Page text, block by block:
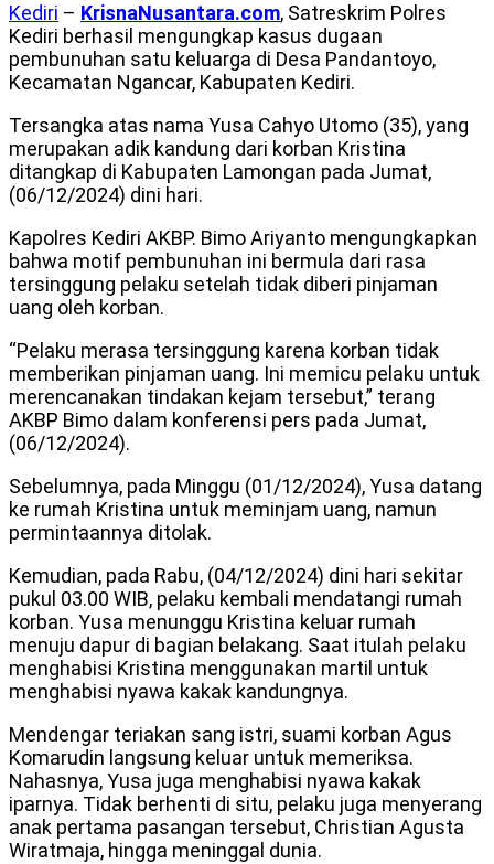
Kediri – KrisnaNusantara.com, Satreskrim Polres
Kediri berhasil mengungkap kasus dugaan
pembunuhan satu keluarga di Desa Pandantoyo,
Kecamatan Ngancar, Kabupaten Kediri.
Tersangka atas nama Yusa Cahyo Utomo (35), yang
merupakan adik kandung dari korban Kristina
ditangkap di Kabupaten Lamongan pada Jumat,
(06/12/2024) dini hari.
Kapolres Kediri AKBP. Bimo Ariyanto mengungkapkan
bahwa motif pembunuhan ini bermula dari rasa
tersinggung pelaku setelah tidak diberi pinjaman
uang oleh korban.
“Pelaku merasa tersinggung karena korban tidak
memberikan pinjaman uang. Ini memicu pelaku untuk
merencanakan tindakan kejam tersebut,” terang
AKBP Bimo dalam konferensi pers pada Jumat,
(06/12/2024).
Sebelumnya, pada Minggu (01/12/2024), Yusa datang
ke rumah Kristina untuk meminjam uang, namun
permintaannya ditolak.
Kemudian, pada Rabu, (04/12/2024) dini hari sekitar
pukul 03.00 WIB, pelaku kembali mendatangi rumah
korban. Yusa menunggu Kristina keluar rumah
menuju dapur di bagian belakang. Saat itulah pelaku
menghabisi Kristina menggunakan martil untuk
menghabisi nyawa kakak kandungnya.
Mendengar teriakan sang istri, suami korban Agus
Komarudin langsung keluar untuk memeriksa.
Nahasnya, Yusa juga menghabisi nyawa kakak
iparnya. Tidak berhenti di situ, pelaku juga menyerang
anak pertama pasangan tersebut, Christian Agusta
Wiratmaja, hingga meninggal dunia.